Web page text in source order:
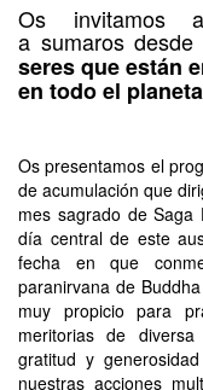
Os invitamos
a sumaros
seres que están
en todo el
Os presentamos el
de acumulación que
mes sagrado de
día central de este
fecha en que
paranirvana de
muy propicio para
meritorias de
gratitud y
nuestras acciones